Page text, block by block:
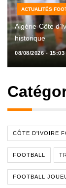
ACTUALITÉS
Algérie-Côte
historique
08/08/2026 - 15:03
CÔTE D'IVOIRE
FOOTBALL
FOOTBALL